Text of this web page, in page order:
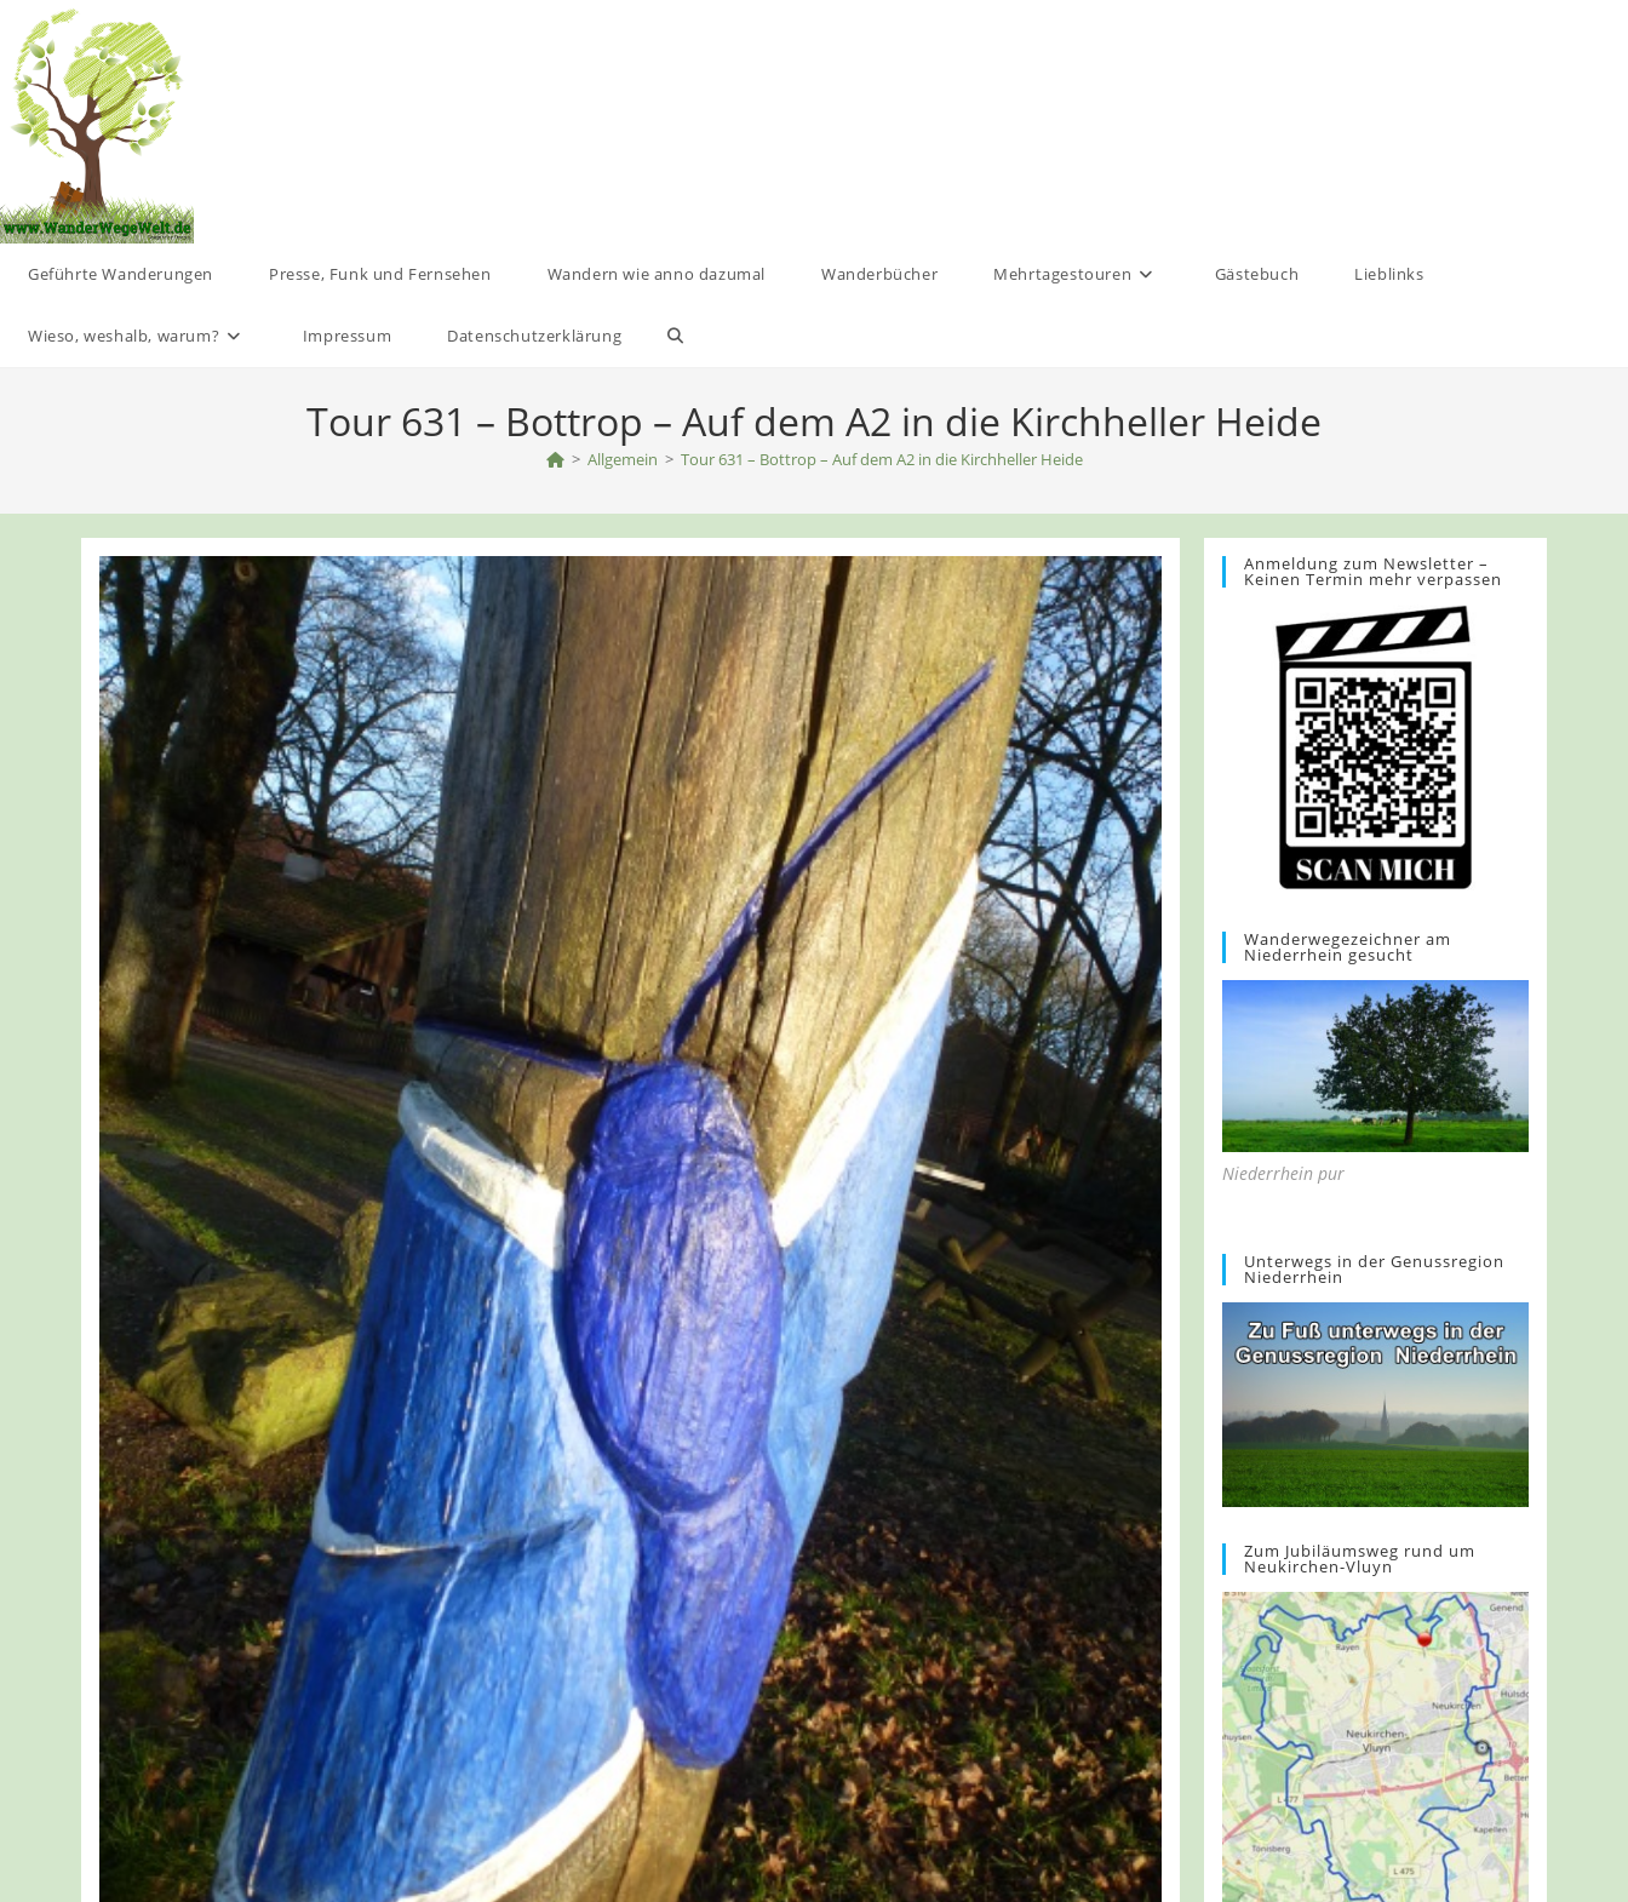
Inhalt
springen
Geführte Wanderungen Presse, Funk und Fernsehen Wandern wie anno dazumal Wanderbücher Mehrtagestouren Gästebuch Lieblinks
Wieso, weshalb, warum? Impressum Datenschutzerklärung Website-
umschalten
Tour 631 – Bottrop – Auf dem A2 in die Kirchheller Heide
> Allgemein > Tour 631 – Bottrop – Auf dem A2 in die Kirchheller Heide
Anmeldung zum Newsletter –
Keinen Termin mehr verpassen
Wanderwegezeichner am
Niederrhein gesucht
Niederrhein pur
Unterwegs in der Genussregion
Niederrhein
Zum Jubiläumsweg rund um
Neukirchen-Vluyn